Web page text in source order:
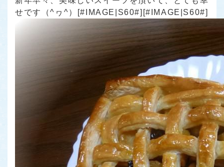
せです（^ヮ^）[#IMAGE|S60#][#IMAGE|S60#]